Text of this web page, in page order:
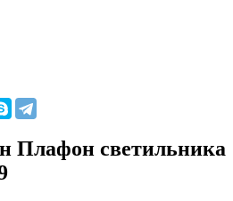
Плафон светильника